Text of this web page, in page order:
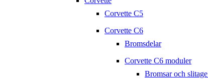
Corvette C5
Corvette C6
Bromsdelar
Corvette C6 moduler
Bromsar och